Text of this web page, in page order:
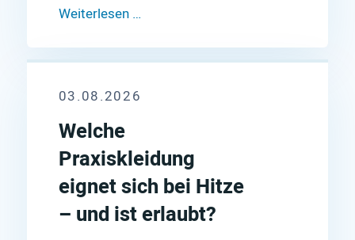
Weiterlesen …
03.08.2026
Welche
Praxiskleidung
eignet sich bei Hitze
– und ist erlaubt?